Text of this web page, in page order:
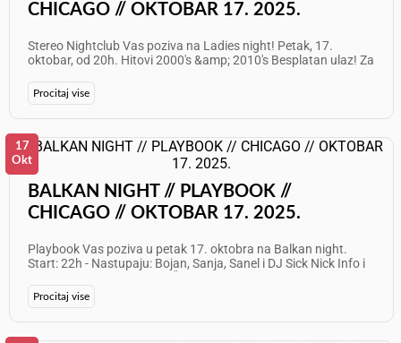
CHICAGO // OKTOBAR 17. 2025.
Stereo Nightclub Vas poziva na Ladies night! Petak, 17.
oktobar, od 20h. Hitovi 2000's &amp; 2010's Besplatan ulaz! Za
Procitaj vise
BALKAN NIGHT // PLAYBOOK //
CHICAGO // OKTOBAR 17. 2025.
Playbook Vas poziva u petak 17. oktobra na Balkan night.
Start: 22h - Nastupaju: Bojan, Sanja, Sanel i DJ Sick Nick Info i
Procitaj vise
17
Okt